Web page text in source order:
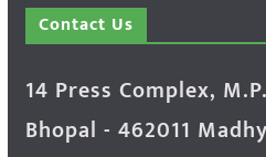
Contact Us
14 Press Complex,
Bhopal - 462011